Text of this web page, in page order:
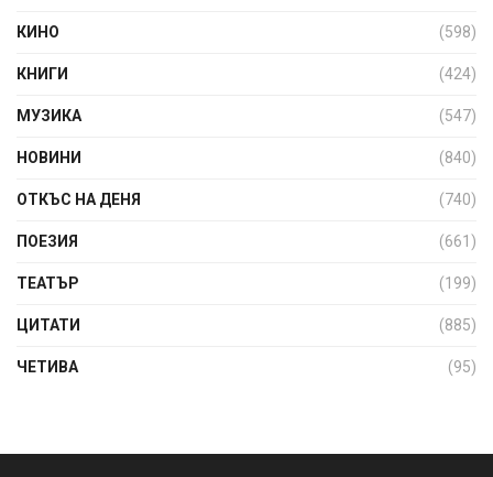
КИНО (598)
КНИГИ (424)
МУЗИКА (547)
НОВИНИ (840)
ОТКЪС НА ДЕНЯ (740)
ПОЕЗИЯ (661)
ТЕАТЪР (199)
ЦИТАТИ (885)
ЧЕТИВА (95)